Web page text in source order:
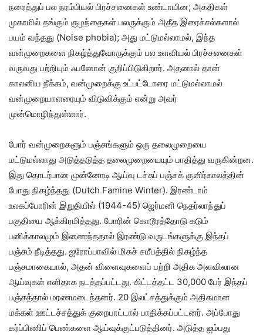
நரைத்துப் பல நரம்பியல் பிரச்சனைகள் உண்டாயின; அகதிகள்
முகாமில் தங்கும் குழந்தைகள் பலருக்கும் அதீத இரைச்சல்களால்
பயம் வந்தது (Noise phobia); அது மட்டுமல்லாமல், இந்த
வன்முறைகளை நிகழ்த்துவோருக்கும் பல உளவியல் பிரச்சனைகள்
வருவது பற்றியும் ஃபனோன் குறிப்பிடுகிறார். அதனால் தான்
காலனிய நீக்கம், வன்முறைக்கு உட்பட்டோரை மட்டுமல்லாமல்
வன்முறையாளரையும் விடுவிக்கும் என்று அவர்
முன்மொழிந்துள்ளார்.
போர் வன்முறைகளும் பஞ்சங்களும் ஒரு தலைமுறையை
மட்டுமல்லாது அடுத்தடுத்த தலைமுறையையும் பாதித்து வருகின்றன.
இது தொடர்பான முன்னோடி ஆய்வு டச்சுப் பஞ்சக் குளிர்காலத்தின்
போது நிகழ்ந்தது (Dutch Famine Winter). இரண்டாம்
உலகப்போரின் இறுதியில் (1944-45) ஜெர்மனி நெதர்லாந்துப்
பகுதியை ஆக்கிரமித்தது. போரின் கொடூரத்தோடு கடும்
பனிக்காலமும் இணைந்ததால் இரண்டு வருடங்களுக்கு இந்தப்
பஞ்சம் நீடித்தது. ஐரோப்பாவில் மிகச் சமீபத்தில் நிகழ்ந்த
பஞ்சமாகையால், அதன் விளைவுகளைப் பற்றி அதிக அளவிலான
ஆய்வுகள் எளிதாக நடத்தப்பட்டது. கிட்டத்தட்ட 30,000 பேர் இந்தப்
பஞ்சத்தால் மரணமடைந்தனர். 20 இலட்சத்துக்கும் அதிகமான
மக்கள் ஊட்டச்சத்துக் குறைபாட்டால் பாதிக்கப்பட்டனர். அப்போது
கர்ப்பிணிப் பெண்களை ஆய்வுக்குட்படுத்தினர். அடுத்த ஐம்பது